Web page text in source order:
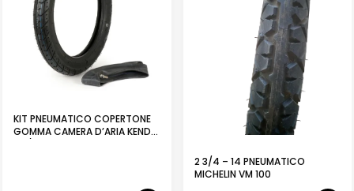
KIT PNEUMATICO COPERTONE
GOMMA CAMERA D’ARIA KENDA
2 3/4 – 14 PNEUMATICO
MICHELIN VM 100